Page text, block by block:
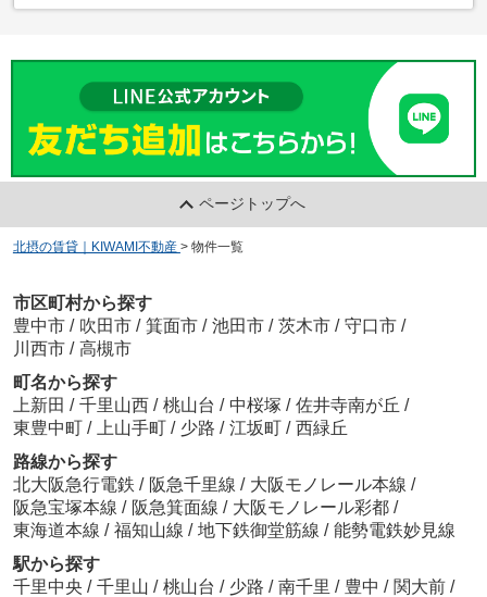
ページトップへ
北摂の賃貸｜KIWAMI不動産 > 物件一覧
市区町村から探す
豊中市 / 吹田市 / 箕面市 / 池田市 / 茨木市 / 守口市 /
川西市 / 高槻市
町名から探す
上新田 / 千里山西 / 桃山台 / 中桜塚 / 佐井寺南が丘 /
東豊中町 / 上山手町 / 少路 / 江坂町 / 西緑丘
路線から探す
北大阪急行電鉄 / 阪急千里線 / 大阪モノレール本線 /
阪急宝塚本線 / 阪急箕面線 / 大阪モノレール彩都 /
東海道本線 / 福知山線 / 地下鉄御堂筋線 / 能勢電鉄妙見線
駅から探す
千里中央 / 千里山 / 桃山台 / 少路 / 南千里 / 豊中 / 関大前 /